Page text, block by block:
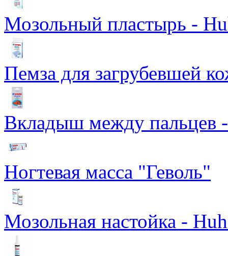
Мозольный пластырь -
Пемза для загрубевшей
Вкладыш между пальцев
Ногтевая масса "Геволь"
Мозольная настойка -